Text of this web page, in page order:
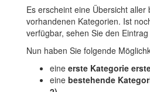
Es erscheint eine Übersicht aller
vorhandenen Kategorien. Ist
verfügbar, sehen Sie den Eintrag
Nun haben Sie folgende
eine erste Kategorie
eine bestehende